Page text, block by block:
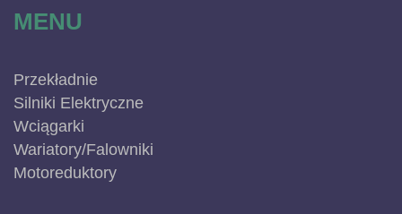
MENU
Przekładnie
Silniki Elektryczne
Wciągarki
Wariatory/Falowniki
Motoreduktory